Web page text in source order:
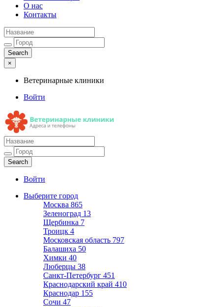
О нас
Контакты
×
Ветеринарные клиники
Войти
Ветеринарные клиники
Адреса и телефоны
Войти
Выберите город
Москва 865
Зеленоград 13
Щербинка 7
Троицк 4
Московская область 797
Балашиха 50
Химки 40
Люберцы 38
Санкт-Петербург 451
Краснодарский край 410
Краснодар 155
Сочи 47